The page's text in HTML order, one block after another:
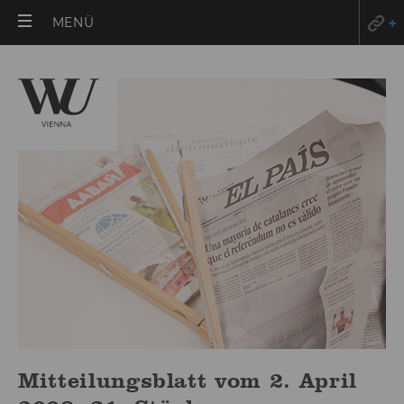
MENÜ
Mitteilungsblatt vom 2. April